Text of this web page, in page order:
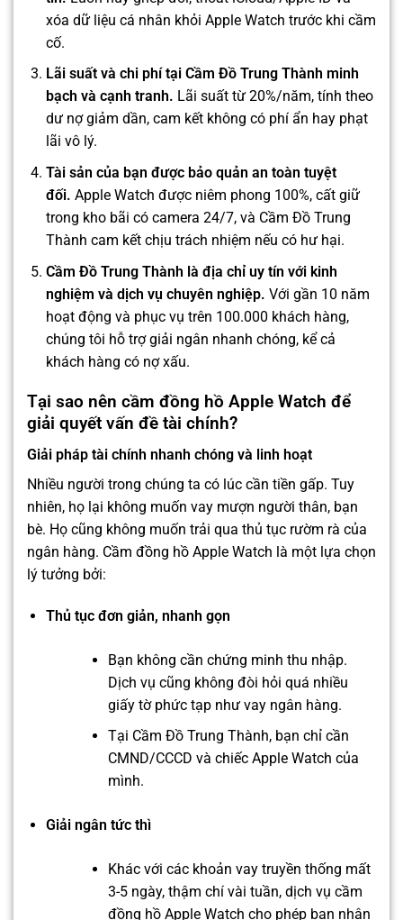
xóa dữ liệu cá nhân khỏi Apple Watch trước khi cầm
cố.
Lãi suất và chi phí tại Cầm Đồ Trung Thành minh
bạch và cạnh tranh. Lãi suất từ 20%/năm, tính theo
dư nợ giảm dần, cam kết không có phí ẩn hay phạt
lãi vô lý.
Tài sản của bạn được bảo quản an toàn tuyệt
đối. Apple Watch được niêm phong 100%, cất giữ
trong kho bãi có camera 24/7, và Cầm Đồ Trung
Thành cam kết chịu trách nhiệm nếu có hư hại.
Cầm Đồ Trung Thành là địa chỉ uy tín với kinh
nghiệm và dịch vụ chuyên nghiệp. Với gần 10 năm
hoạt động và phục vụ trên 100.000 khách hàng,
chúng tôi hỗ trợ giải ngân nhanh chóng, kể cả
khách hàng có nợ xấu.
Tại sao nên cầm đồng hồ Apple Watch để
giải quyết vấn đề tài chính?
Giải pháp tài chính nhanh chóng và linh hoạt
Nhiều người trong chúng ta có lúc cần tiền gấp. Tuy
nhiên, họ lại không muốn vay mượn người thân, bạn
bè. Họ cũng không muốn trải qua thủ tục rườm rà của
ngân hàng. Cầm đồng hồ Apple Watch là một lựa chọn
lý tưởng bởi:
Thủ tục đơn giản, nhanh gọn
Bạn không cần chứng minh thu nhập.
Dịch vụ cũng không đòi hỏi quá nhiều
giấy tờ phức tạp như vay ngân hàng.
Tại Cầm Đồ Trung Thành, bạn chỉ cần
CMND/CCCD và chiếc Apple Watch của
mình.
Giải ngân tức thì
Khác với các khoản vay truyền thống mất
3-5 ngày, thậm chí vài tuần, dịch vụ cầm
đồng hồ Apple Watch cho phép bạn nhận